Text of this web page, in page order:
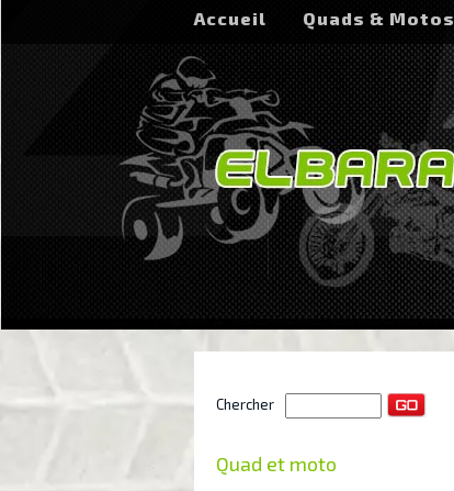
Accueil Quads & Motos
Chercher
Quad et moto